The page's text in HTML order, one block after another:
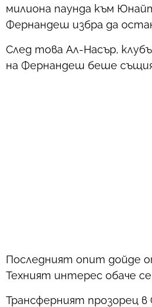
милиона паунда към
Фернандеш избра да
След това Ал-Насър,
на Фернандеш беше
Последният опит дойде
Техният интерес обаче
Трансферният прозорец